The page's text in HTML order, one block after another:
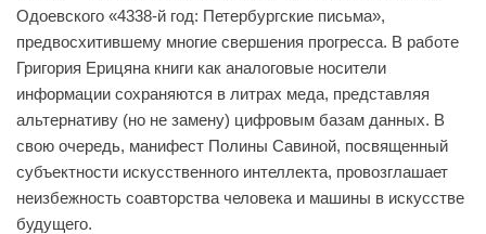
Одоевского «4338-й год: Петербургские письма»,
предвосхитившему многие свершения прогресса. В работе
Григория Ерицяна книги как аналоговые носители
информации сохраняются в литрах меда, представляя
альтернативу (но не замену) цифровым базам данных. В
свою очередь, манифест Полины Савиной, посвященный
субъектности искусственного интеллекта, провозглашает
неизбежность соавторства человека и машины в искусстве
будущего.